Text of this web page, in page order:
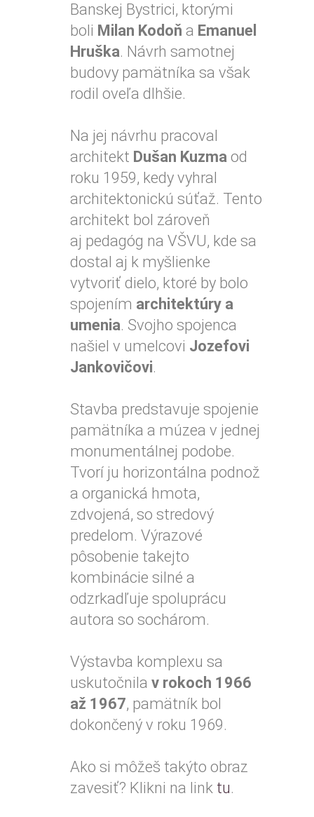
Banskej Bystrici, ktorými
boli Milan Kodoň a Emanuel
Hruška. Návrh samotnej
budovy pamätníka sa však
rodil oveľa dlhšie.
Na jej návrhu pracoval
architekt Dušan Kuzma od
roku 1959, kedy vyhral
architektonickú súťaž. Tento
architekt bol zároveň
aj pedagóg na VŠVU, kde sa
dostal aj k myšlienke
vytvoriť dielo, ktoré by bolo
spojením architektúry a
umenia. Svojho spojenca
našiel v umelcovi Jozefovi
Jankovičovi.
Stavba predstavuje spojenie
pamätníka a múzea v jednej
monumentálnej podobe.
Tvorí ju horizontálna podnož
a organická hmota,
zdvojená, so stredový
predelom. Výrazové
pôsobenie takejto
kombinácie silné a
odzrkadľuje spoluprácu
autora so sochárom.
Výstavba komplexu sa
uskutočnila v rokoch 1966
až 1967, pamätník bol
dokončený v roku 1969.
Ako si môžeš takýto obraz
zavesiť? Klikni na link tu.